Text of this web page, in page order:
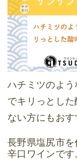
ハチミツのよ
でキリっとし
ない方にもおす
長野県塩尻市
辛口ワインです